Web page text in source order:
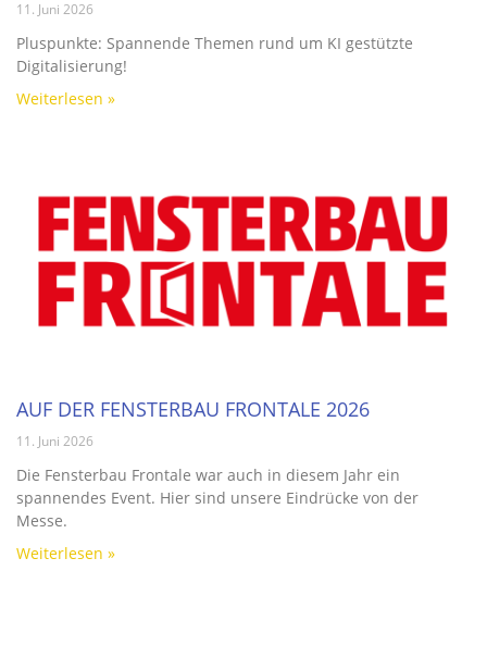
11. Juni 2026
Pluspunkte: Spannende Themen rund um KI gestützte
Digitalisierung!
Weiterlesen »
AUF DER FENSTERBAU FRONTALE 2026
11. Juni 2026
Die Fensterbau Frontale war auch in diesem Jahr ein
spannendes Event. Hier sind unsere Eindrücke von der
Messe.
Weiterlesen »